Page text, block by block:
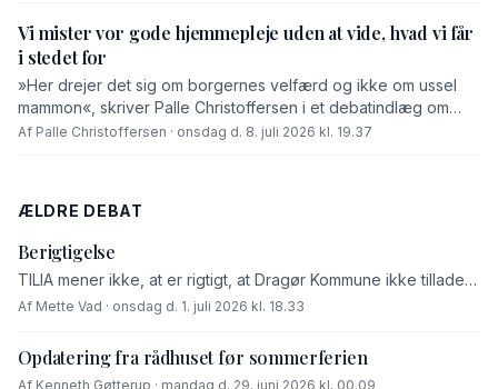
Vi mister vor gode hjemmepleje uden at vide, hvad vi får
i stedet for
»Her drejer det sig om borgernes velfærd og ikke om ussel
mammon«, skriver Palle Christoffersen i et debatindlæg om
Dragør Kommunes leverandørskifte på hjemmeplejeområdet.
Af Palle Christoffersen · onsdag d. 8. juli 2026 kl. 19.37
ÆLDRE DEBAT
Berigtigelse
TILIA mener ikke, at er rigtigt, at Dragør Kommune ikke tillader
fremleje af grunden på Kirkevej. Læs her hvorfor ...
Af Mette Vad · onsdag d. 1. juli 2026 kl. 18.33
Opdatering fra rådhuset før sommerferien
Af Kenneth Gøtterup · mandag d. 29. juni 2026 kl. 00.09